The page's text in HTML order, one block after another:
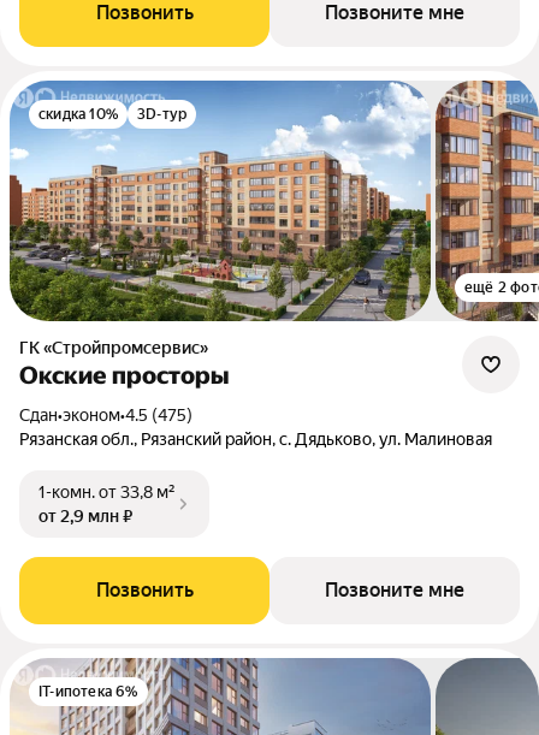
Позвонить Позвоните мне
скидка 10% 3D-тур
ещё 2
ГК «Стройпромсервис»
Окские просторы
Сдан•эконом•4.5 (475)
Рязанская обл., Рязанский район, с. Дядьково, ул. Малиновая
1-комн.от 33,8 м²
от 2,9 млн ₽
Позвонить Позвоните мне
IT-ипотека 6%